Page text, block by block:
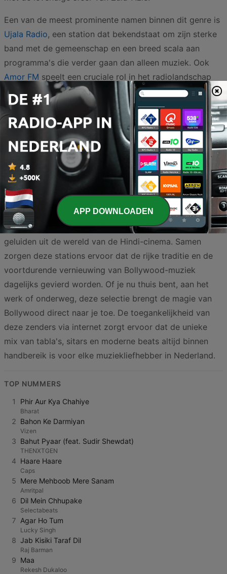
Een van de meest prominente namen binnen dit genre is
Ujala Radio, een station dat bekendstaat om zijn sterke
band met de gemeenschap en een breed scala aan
programma's die verder gaan dan alleen muziek. Ook
Amor FM speelt een cruciale rol in het radiolandschap
door luisteraars te trakteren op de beste Bollywood-
tracks en relevante culturele content. Voor wie houdt
van een dynamische luisterervaring zijn stations zoals
MP4URADIO
uitstekende keuzes die de
energie van de moderne popcultuur uitstralen.
De diversiteit binnen het aanbod wordt verder versterkt
door zenders als
Radio Srinagar enVahon FM
, die elk
hun eigen unieke kleur geven aan de uitzendingen. Tot
slot biedt
HiD Radioeen platform voor liefhebbers die
op de hoogte willen blijven van de nieuwste trends en
geluiden uit de wereld van de Hindi-cinema. Samen
zorgen deze stations ervoor dat de rijke traditie en de
voortdurende vernieuwing van Bollywood-muziek
dagelijks gevierd worden. Of je nu thuis bent, aan het
werk of onderweg, deze selectie brengt de magie van
Bollywood direct naar je toe. De toegankelijkheid van
deze zenders via internet zorgt ervoor dat de unieke
mix van tabla's, sitars en moderne beats altijd binnen
handbereik is voor elke muziekliefhebber in Nederland.
TOP NUMMERS
1 Phir Aur Kya Chahiye
Bharat
2 Bahon Ke Darmiyan
Vizen
3 Bahut Pyaar (feat. Sudir Shewdat)
THENXTGEN
4 Haare Haare
Caps
5 Mere Mehboob Mere Sanam
Amritpal
6 Dil Mein Chhupake
Selectabeats
7 Agar Ho Tum
Lucky Singh
8 Jab Kisiki Taraf Dil
Raj Barman
9 Maa
Rekesh Dukaloo
APP DOWNLOADEN